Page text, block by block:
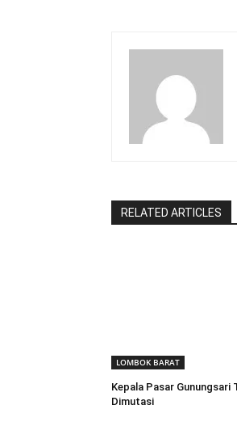
RELATED ARTICLES
LOMBOK BARAT
Kepala Pasar Gunungsari
Dimutasi